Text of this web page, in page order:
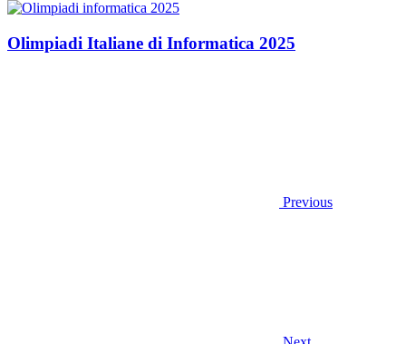
Olimpiadi Italiane di Informatica 2025
Previous